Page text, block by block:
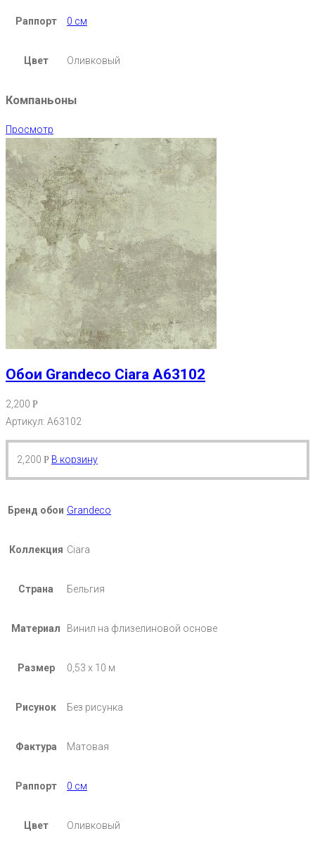
Раппорт 0 см
Цвет Оливковый
Компаньоны
Просмотр
Обои Grandeco Ciara A63102
2,200 Р
Артикул: A63102
2,200 Р В корзину
Бренд обои Grandeco
Коллекция Ciara
Страна Бельгия
Материал Винил на флизелиновой основе
Размер 0,53 х 10 м
Рисунок Без рисунка
Фактура Матовая
Раппорт 0 см
Цвет Оливковый